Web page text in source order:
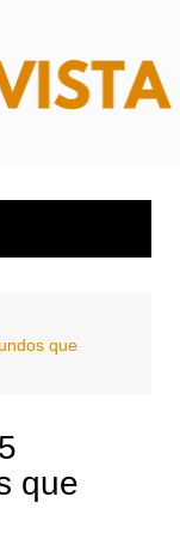
que
que